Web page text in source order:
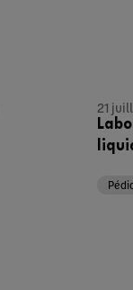
21